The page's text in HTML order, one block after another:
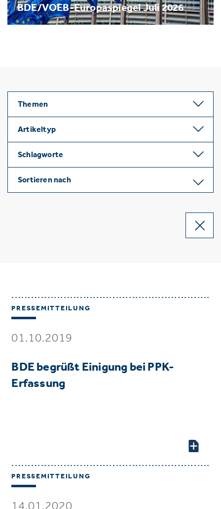
BDE/VOEB-Europaspiegel Juli 2026
Themen
Artikeltyp
Schlagworte
Sortieren nach
PRESSEMITTEILUNG
01.10.2019
BDE begrüßt Einigung bei PPK-
Erfassung
PRESSEMITTEILUNG
14.01.2020